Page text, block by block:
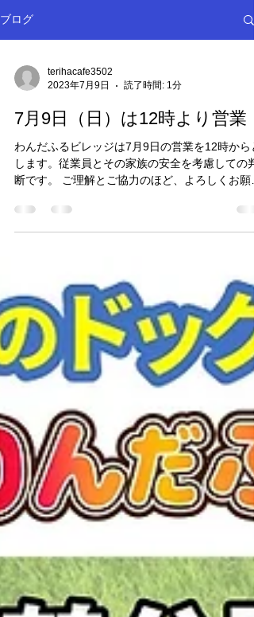
ブログ
terihacafe3502
2023年7月9日
読了時間: 1分
7月9日（日）は12時より営業
わんだふるビレッジは7月9日の営業を12時から
します。従業員とその家族の安全を考慮しての判
断です。 ご理解とご協力のほど、よろしくお願